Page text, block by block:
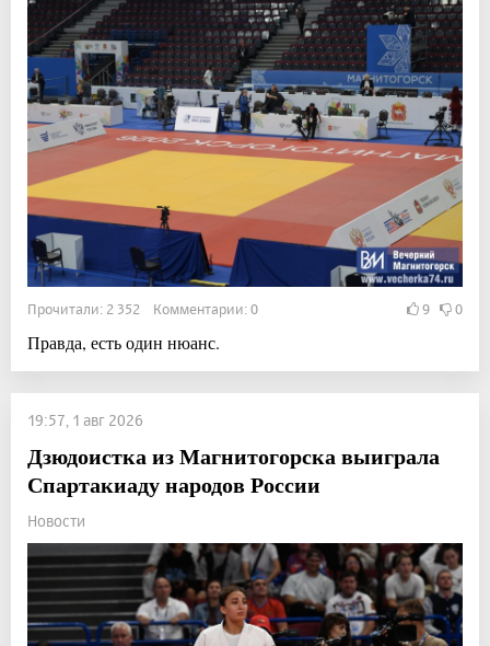
Прочитали: 2 352 Комментарии: 0 9 0
Правда, есть один нюанс.
19:57, 1 авг 2026
Дзюдоистка из Магнитогорска выиграла
Спартакиаду народов России
Новости